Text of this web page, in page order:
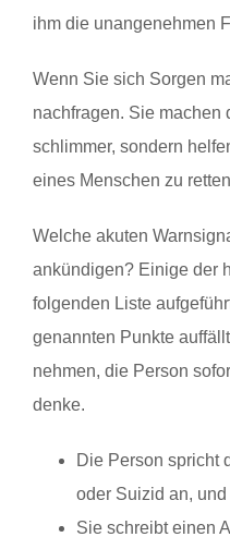
ihm die unangenehmen
Wenn Sie sich Sorgen
nachfragen. Sie machen
schlimmer, sondern
eines Menschen zu
Welche akuten
ankündigen? Einige der
folgenden Liste
genannten Punkte
nehmen, die Person
denke.
Die Person spricht
oder Suizid an,
Sie schreibt einen